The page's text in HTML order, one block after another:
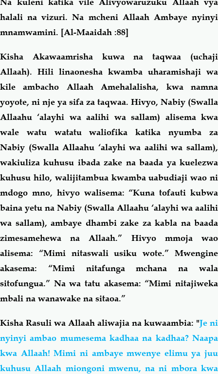
halali na vizuri. Na mcheni Allaah Ambaye nyinyi
mnamwamini. [Al-Maaidah :88]
Kisha Akawaamrisha kuwa na taqwaa (uchaji
Allaah). Hili linaonesha kwamba uharamishaji wa
kile ambacho Allaah Amehalalisha, kwa namna
yoyote, ni nje ya sifa za taqwaa. Hivyo, Nabiy (Swalla
Allaahu ‘alayhi wa aalihi wa sallam) alisema kwa
wale watu watatu waliofika katika nyumba za
Nabiy (Swalla Allaahu ‘alayhi wa aalihi wa sallam),
wakiuliza kuhusu ibada zake na baada ya kuelezwa
kuhusu hilo, walijitambua kwamba uabudiaji wao ni
mdogo mno, hivyo walisema: “Kuna tofauti kubwa
baina yetu na Nabiy (Swalla Allaahu ‘alayhi wa aalihi
wa sallam), ambaye dhambi zake za kabla na baada
zimesamehewa na Allaah.” Hivyo mmoja wao
alisema: “Mimi nitaswali usiku wote.” Mwengine
akasema: “Mimi nitafunga mchana na wala
sitofungua.” Na wa tatu akasema: “Mimi nitajiweka
mbali na wanawake na sitaoa.”
Kisha Rasuli wa Allaah aliwajia na kuwaambia: "Je ni
nyinyi ambao mumesema kadhaa na kadhaa? Naapa
kwa Allaah! Mimi ni ambaye mwenye elimu ya juu
kuhusu Allaah miongoni mwenu, na ni mbora kwa